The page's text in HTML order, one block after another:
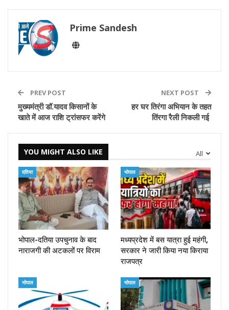
Prime Sandesh
PREV POST
मुख्यमंत्री डॉ.यादव किसानों के
खाते में आज राशि ट्रांसफर करेंगे
NEXT POST
हर घर तिरंगा अभियान के तहत
तिंरगा रैली निकली गई
All
YOU MIGHT ALSO LIKE
दतिया
भोपाल-दतिया उपचुनाव के बाद
नाराजगी की अटकलों पर विराम
भोपाल
मध्यप्रदेश में बस यात्रा हुई महंगी,
सरकार ने जारी किया नया किराया
राजपत्र
भोपाल भोपाल